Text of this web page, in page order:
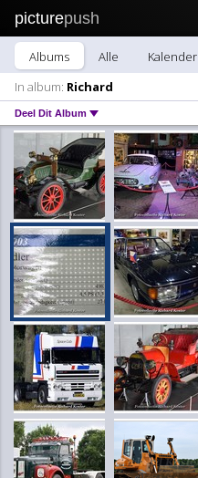
picturepush
Albums Alle Kalender
In album: Richard
Deel Dit Album